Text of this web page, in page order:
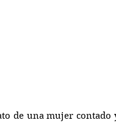
de una mujer contado